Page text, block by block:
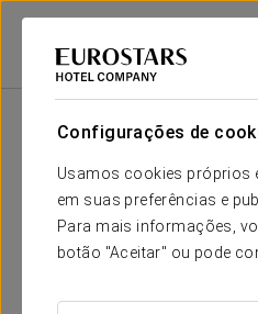
Configurações de
Usamos cookies próprios
em suas preferências e
Para mais informações,
botão "Aceitar" ou pode
Eurostars Hotel Company